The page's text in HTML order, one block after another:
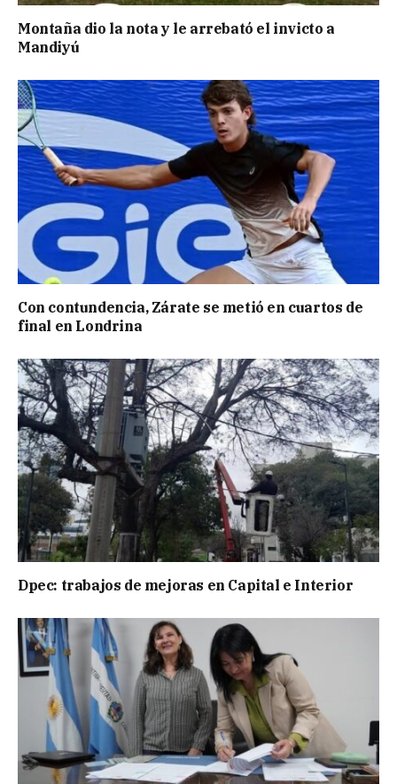
Montaña dio la nota y le arrebató el invicto a
Mandiyú
Con contundencia, Zárate se metió en cuartos de
final en Londrina
Dpec: trabajos de mejoras en Capital e Interior